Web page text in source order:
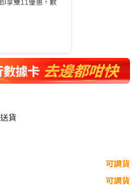
享雙11優惠，數
貨
可調貨
可調貨